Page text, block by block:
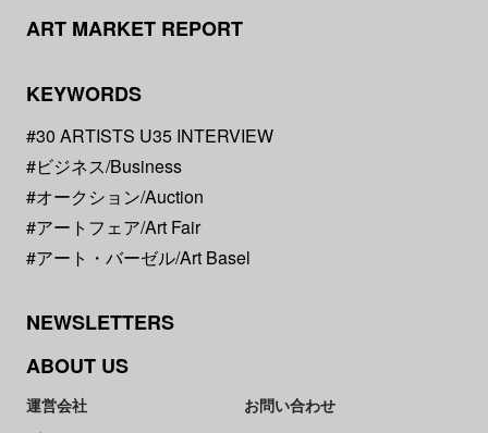
ART MARKET REPORT
KEYWORDS
#30 ARTISTS U35 INTERVIEW
#ビジネス/Business
#オークション/Auction
#アートフェア/Art Fair
#アート・バーゼル/Art Basel
NEWSLETTERS
ABOUT US
運営会社
お問い合わせ